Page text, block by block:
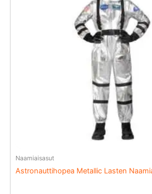
Naamiaisasut
Astronauttihopea Metallic Lasten